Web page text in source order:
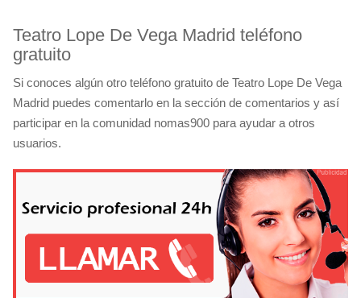
Teatro Lope De Vega Madrid teléfono
gratuito
Si conoces algún otro teléfono gratuito de Teatro Lope De Vega
Madrid puedes comentarlo en la sección de comentarios y así
participar en la comunidad nomas900 para ayudar a otros
usuarios.